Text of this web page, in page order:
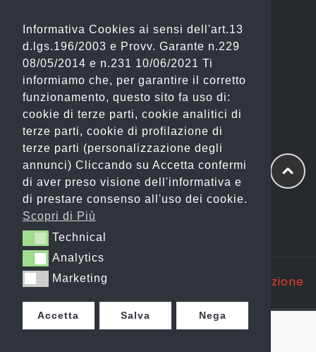
Tel: 06 2310844 (Sport) – 06 23234353
(Fashion)
Email: info@gianostore.com
ORARI
Dal Lunedì al Venerdì 09:00-20:00.
Sabato 09:00-13:00 e 16:00-20:00.
Domenica Chiuso
Copyright @ 2025 GP WEB S.R.L. |
Realizzazione
Siti Web Itala
Informativa Cookies ai sensi dell'art.13
d.lgs.196/2003 e Provv. Garante n.229
08/05/2014 e n.231 10/06/2021 Ti
informiamo che, per garantire il corretto
funzionamento, questo sito fa uso di:
cookie di terze parti, cookie analitici di
terze parti, cookie di profilazione di
terze parti (personalizzazione degli
annunci) Cliccando su Accetta confermi
di aver preso visione dell'informativa e
di prestare consenso all'uso dei cookie.
Scopri di Più
TechnicalTechnical
AnalyticsAnalytics
MarketingMarketing
Accetta Salva Nega